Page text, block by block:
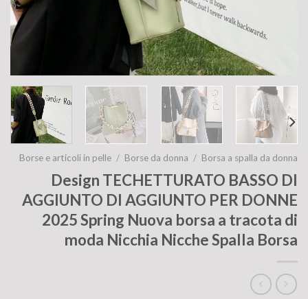
Borse e articoli in pelle / Borse da donna / Borsa a spalla da donna
Design TECHETTURATO BASSO DI
AGGIUNTO DI AGGIUNTO PER DONNE
2025 Spring Nuova borsa a tracota di
moda Nicchia Nicche Spalla Borsa